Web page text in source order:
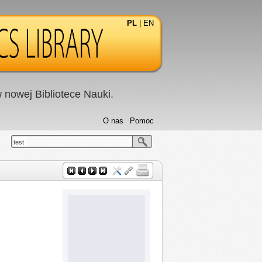
PL EN
nowej Bibliotece Nauki.
Pomoc
O nas
test